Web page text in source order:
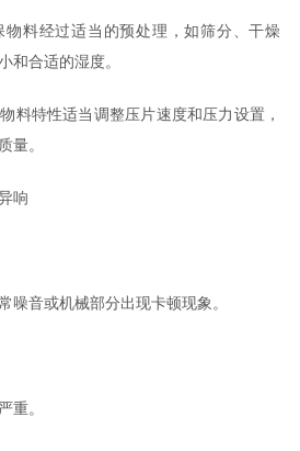
料经过适当的预处理，如筛分、干燥
和合适的湿度。
特性适当调整压片速度和压力设置，
量。
响
音或机械部分出现卡顿现象。
。